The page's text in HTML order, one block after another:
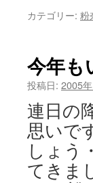
カテゴリー: 粉
今年も
投稿日: 2005
連日の
思いで
しょう
てきま